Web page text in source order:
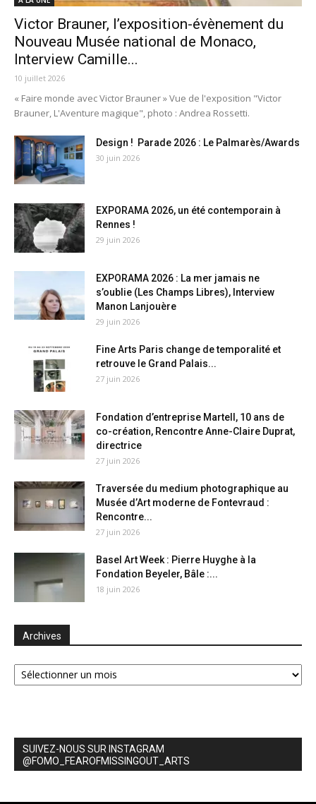
Victor Brauner, l’exposition-évènement du
Nouveau Musée national de Monaco,
Interview Camille...
10 juillet 2026
« Faire monde avec Victor Brauner » Vue de l'exposition "Victor
Brauner, L'Aventure magique", photo : Andrea Rossetti.
Design ! Parade 2026 : Le Palmarès/Awards
30 juin 2026
EXPORAMA 2026, un été contemporain à
Rennes !
29 juin 2026
EXPORAMA 2026 : La mer jamais ne
s’oublie (Les Champs Libres), Interview
Manon Lanjouère
29 juin 2026
Fine Arts Paris change de temporalité et
retrouve le Grand Palais...
27 juin 2026
Fondation d’entreprise Martell, 10 ans de
co-création, Rencontre Anne-Claire Duprat,
directrice
27 juin 2026
Traversée du medium photographique au
Musée d’Art moderne de Fontevraud :
Rencontre...
27 juin 2026
Basel Art Week : Pierre Huyghe à la
Fondation Beyeler, Bâle :...
18 juin 2026
Archives
Archives
SUIVEZ-NOUS SUR INSTAGRAM
@FOMO_FEAROFMISSINGOUT_ARTS